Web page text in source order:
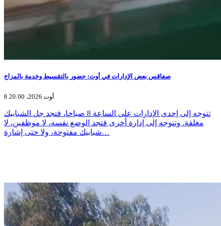
صفاقس بعض الإدارات في أوت: حضور بالتقسيط وخدمة بالمزاج
8 أوت 2026، 20:00
تتوجه إلى إحدى الإدارات على الساعة 8 صباحا، فتجد جل الشبابيك
مغلقة. وتتوجه إلى إدارة أخرى فتجد الوضع نفسه، لا موظفين، لا
شبابيك مفتوحة، ولا حتى إشارة…